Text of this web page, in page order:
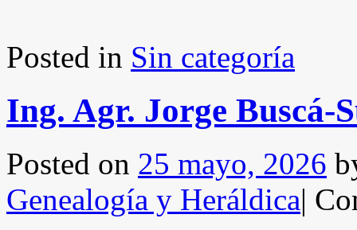
Posted in Sin categoría
Ing. Agr. Jorge Buscá-
Posted on 25 mayo, 2026
Genealogía y Heráldica|